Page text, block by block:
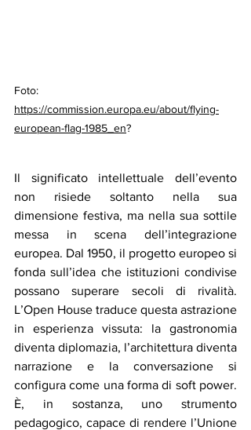
Foto:
https://commission.europa.eu/about/flying-
european-flag-1985_en?
Il significato intellettuale dell’evento
non risiede soltanto nella sua
dimensione festiva, ma nella sua sottile
messa in scena dell’integrazione
europea. Dal 1950, il progetto europeo si
fonda sull’idea che istituzioni condivise
possano superare secoli di rivalità.
L’Open House traduce questa astrazione
in esperienza vissuta: la gastronomia
diventa diplomazia, l’architettura diventa
narrazione e la conversazione si
configura come una forma di soft power.
È, in sostanza, uno strumento
pedagogico, capace di rendere l’Unione